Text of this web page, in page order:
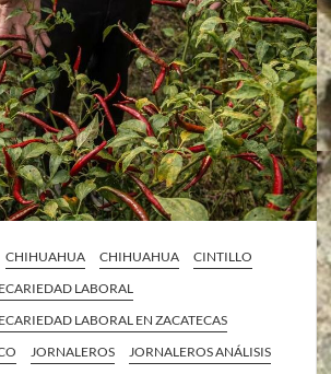
CHIHUAHUA CHIHUAHUA
CINTILLO
LABORAL
LABORAL EN ZACATECAS
JORNALEROS
JORNALEROS ANÁLISIS